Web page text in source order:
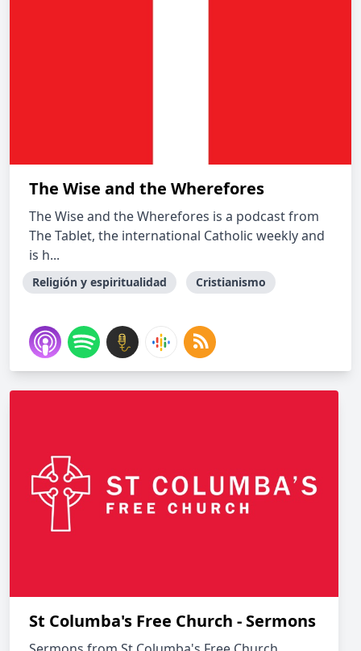
The Wise and the Wherefores
The Wise and the Wherefores is a podcast from
The Tablet, the international Catholic weekly and
is h...
Religión y espiritualidad Cristianismo
St Columba's Free Church - Sermons